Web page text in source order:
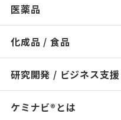
化粧品トップ
製品検索
イチオシ原料
認証 / サステナビリテ
医薬品
医薬品トップ
製品検索
イチオシ原料
化成品 / 食品
化成品 / 食品トップ
製品検索
研究開発 / ビジネス支援
研究開発 / ビジネス支
ケミナビ®とは